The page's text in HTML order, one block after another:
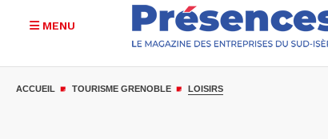
MENU
ACCUEIL TOURISME GRENOBLE LOISIRS